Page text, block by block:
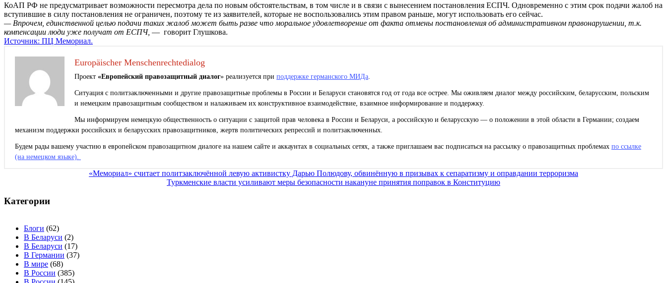
КоАП РФ не предусматривает возможности пересмотра дела по новым обстоятельствам, в том числе и в связи с вынесением постановления ЕСПЧ. Одновременно с этим срок подачи жалоб на
вступившие в силу постановления не ограничен, поэтому те из заявителей, которые не воспользовались этим правом раньше, могут использовать его сейчас.
— Впрочем, единственной целью подачи таких жалоб может быть разве что моральное удовлетворение от факта отмены постановления об административном правонарушении, т.к.
компенсации люди уже получат от ЕСПЧ, — говорит Глушкова.
Источник: ПЦ Мемориал.
Europäischer Menschenrechtedialog
Проект «Европейский правозащитный диалог» реализуется при поддержке германского МИДа
Ситуация с политзаключенными и другие правозащитные проблемы в России и Беларуси становятся год от года все острее. Мы оживляем диалог между российским, беларусским, польским
и немецким правозащитным сообществом и налаживаем их конструктивное взаимодействие, взаимное информирование и поддержку.
Мы информируем немецкую общественность о ситуации с защитой прав человека в России и Беларуси, а российскую и беларусскую — о положении в этой области в Германии; создаем
механизм поддержки российских и беларусских правозащитников, жертв политических репрессий и политзаключенных.
Будем рады вашему участию в европейском правозащитном диалоге на нашем сайте и аккаунтах в социальных сетях, а также приглашаем вас подписаться на рассылку о правозащитных проблемах по ссылке
(на немецком языке).
записям
«Мемориал» считает политзаключённой левую активистку Дарью Полюдову, обвинённую в призывах к сепаратизму и оправдании терроризма
Туркменские власти усиливают меры безопасности накануне принятия поправок в Конституцию
Категории
Блоги (62)
В Беларуси (2)
В Беларуси (17)
В Германии (37)
В мире (68)
В России (385)